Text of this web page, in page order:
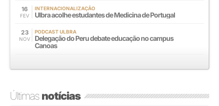
16
FEV
INTERNACIONALIZAÇÃO
Ulbra acolhe estudantes de Medicina de Portugal
23
NOV
PODCAST ULBRA
Delegação do Peru debate educação no campus
Canoas
Últimasnotícias